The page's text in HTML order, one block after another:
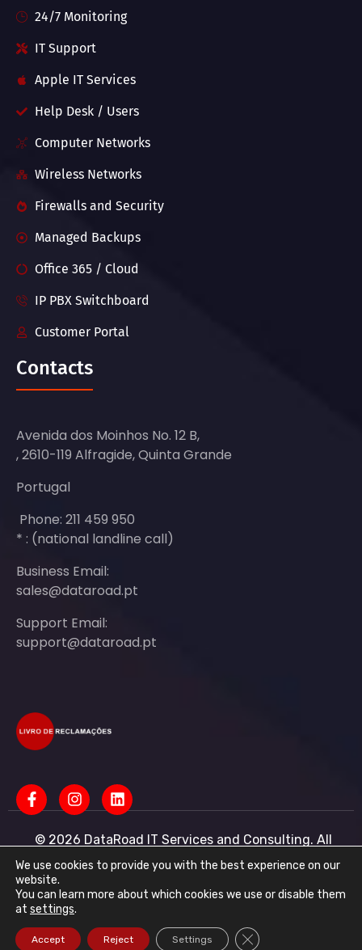
24/7 Monitoring
IT Support
Apple IT Services
Help Desk / Users
Computer Networks
Wireless Networks
Firewalls and Security
Managed Backups
Office 365 / Cloud
IP PBX Switchboard
Customer Portal
Contacts
Avenida dos Moinhos No. 12 B,
, 2610-119 Alfragide, Quinta Grande
Portugal
Phone: 211 459 950
* : (national landline call)
Business Email:
sales@dataroad.pt
Support Email:
support@dataroad.pt
© 2026 DataRoad IT Services and Consulting. All
IT Services - IT Assistance - Corporate IT Networks -
DataRoad IT Services and Consulting LDA Tax ID:
513368078 - CAE: 62201-R4 - Share Capital:
€50,001.00 - Commercial Registry Office R.N.P.C.
We use cookies to provide you with the best experience on our
website.
You can learn more about which cookies we use or disable them
at settings.
Accept Reject Settings Close GDPR Cookie